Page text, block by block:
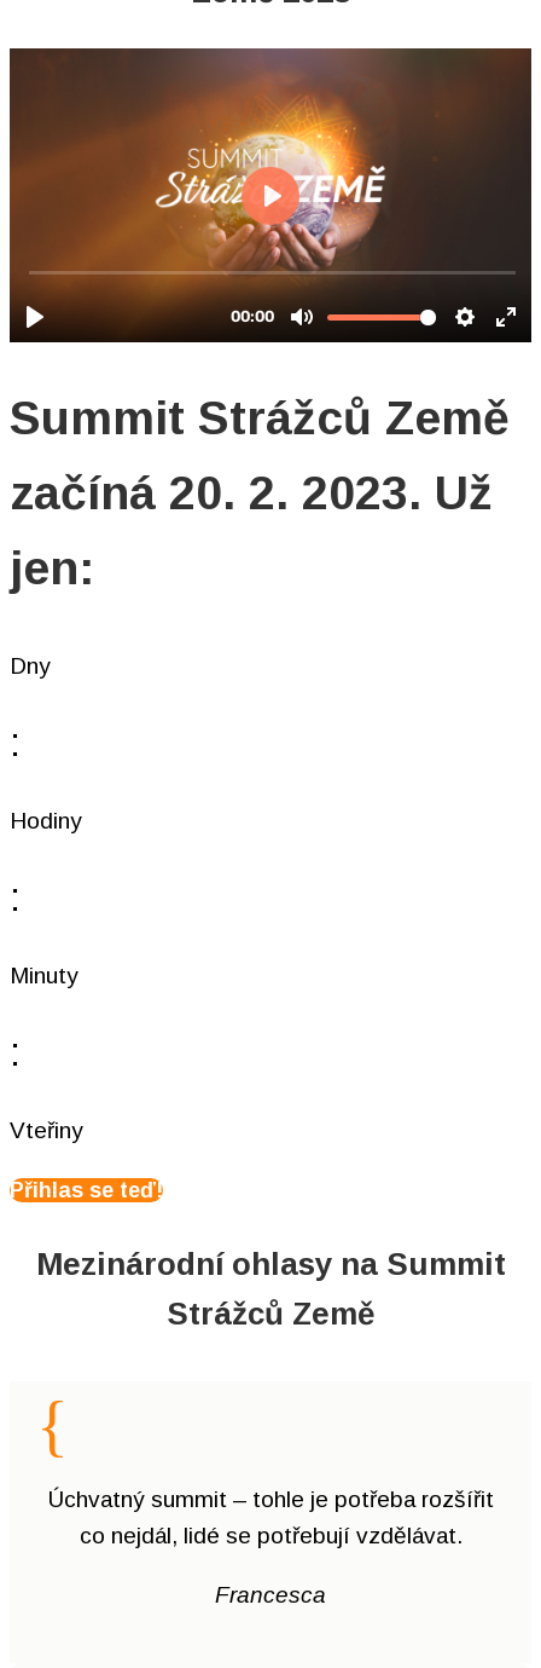
Summit Strážců Země
začíná 20. 2. 2023. Už
jen:
Dny
:
Hodiny
:
Minuty
:
Vteřiny
Přihlas se teď!
Mezinárodní ohlasy na Summit
Strážců Země
{
Úchvatný summit – tohle je potřeba rozšířit
co nejdál, lidé se potřebují vzdělávat.
Francesca